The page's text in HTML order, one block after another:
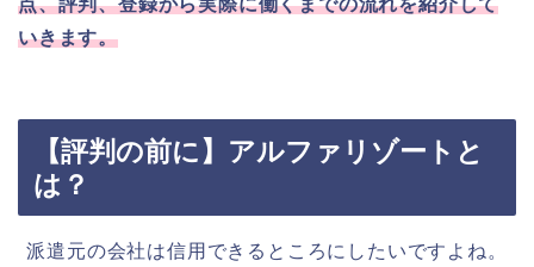
点、評判、登録から実際に働くまでの流れを紹介して
いきます。
【評判の前に】アルファリゾートと
は？
派遣元の会社は信用できるところにしたいですよね。